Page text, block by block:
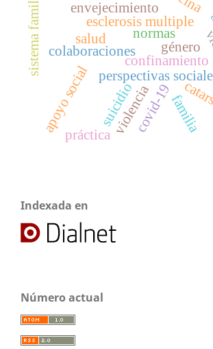
normas
colaboraciones
perspectivas
suicidiocovid-19
confinamiento
esclerosis multiple
apoyo social
envejecimiento
familia
violencia
práctica
sistema familiar salud género
Indexada en
Número actual